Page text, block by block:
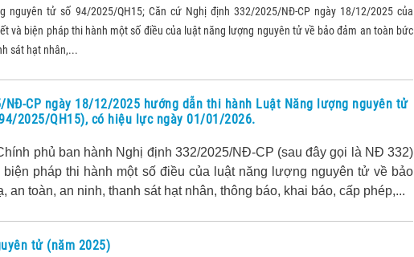
nguyên tử số 94/2025/QH15; Căn cứ Nghị định 332/2025/NĐ-CP ngày 18/12/2025 của
và biện pháp thi hành một số điều của luật năng lượng nguyên tử về bảo đảm an toàn bức
sát hạt nhân,...
CP ngày 18/12/2025 hướng dẫn thi hành Luật Năng lượng nguyên tử
2025/QH15), có hiệu lực ngày 01/01/2026.
phủ ban hành Nghị định 332/2025/NĐ-CP (sau đây gọi là NĐ 332)
biện pháp thi hành một số điều của luật năng lượng nguyên tử về bảo
an toàn, an ninh, thanh sát hạt nhân, thông báo, khai báo, cấp phép,...
tử (năm 2025)